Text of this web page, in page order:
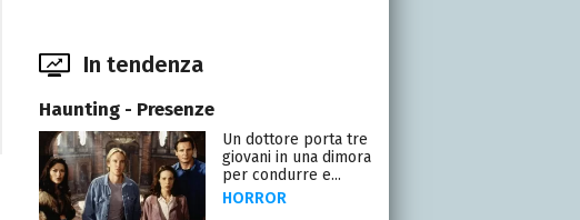
In tendenza
Haunting - Presenze
Un dottore porta tre
giovani in una dimora
per condurre e...
HORROR